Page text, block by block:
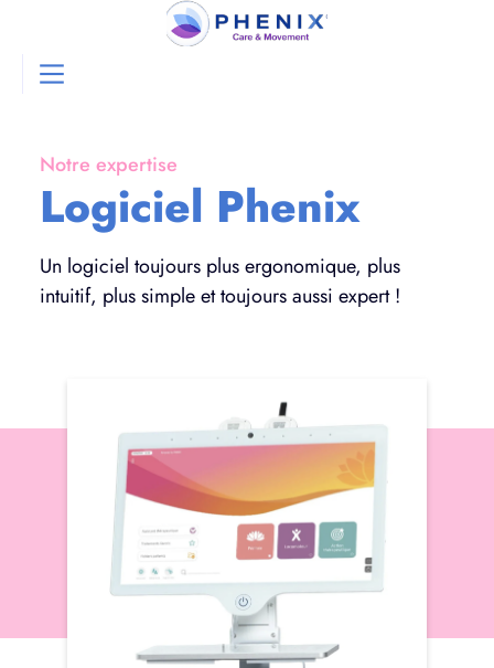
Notre expertise
Logiciel Phenix
Un logiciel toujours plus ergonomique, plus
intuitif, plus simple et toujours aussi expert !